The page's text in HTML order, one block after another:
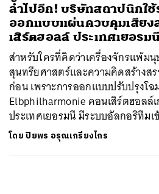
ล้ำไปอีก! บริษัทสถาปนิกใ
ออกแบบแผ่นควบคุมเสียง
เสิร์ตฮอลล์ ประเทศเยอรม
สำหรับใครที่คิดว่าเครื่องจักรแพ้ม
สุนทรียศาสตร์และความคิดสร้างส
ก่อน เพราะการออกแบบปรับปรุงโฉ
Elbphilharmonie คอนเสิร์ตฮอลล์
ประเทศเยอรมนี มีระบบอัลกอริทึมเ
โดยปิยพร อรุณเกรียงไกร